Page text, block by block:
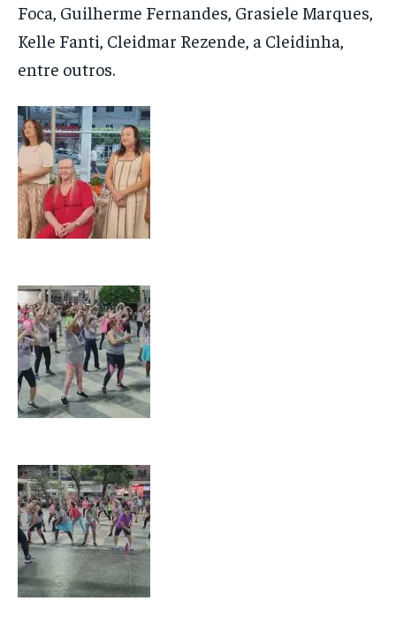
Foca, Guilherme Fernandes, Grasiele Marques,
Kelle Fanti, Cleidmar Rezende, a Cleidinha,
entre outros.